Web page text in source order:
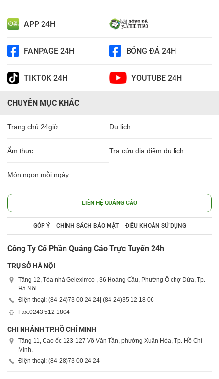
APP 24H
FANPAGE 24H BÓNG ĐÁ 24H
TIKTOK 24H YOUTUBE 24H
CHUYÊN MỤC KHÁC
Trang chủ 24giờ Du lịch
Ẩm thực Tra cứu địa điểm du lịch
Món ngon mỗi ngày
LIÊN HỆ QUẢNG CÁO
GÓP Ý CHÍNH SÁCH BẢO MẬT ĐIỀU KHOẢN SỬ DỤNG
Công Ty Cổ Phần Quảng Cáo Trực Tuyến 24h
TRỤ SỞ HÀ NỘI
Tầng 12, Tòa nhà Geleximco , 36 Hoàng Cầu, Phường Ô chợ Dừa, Tp.
Hà Nội
Điện thoại: (84-24)73 00 24 24 | (84-24)35 12 18 06
Fax:0243 512 1804
CHI NHÁNH TP.HỒ CHÍ MINH
Tầng 11, Cao ốc 123-127 Võ Văn Tần, phường Xuân Hòa, Tp. Hồ Chí
Minh.
Điện thoại: (84-28)73 00 24 24